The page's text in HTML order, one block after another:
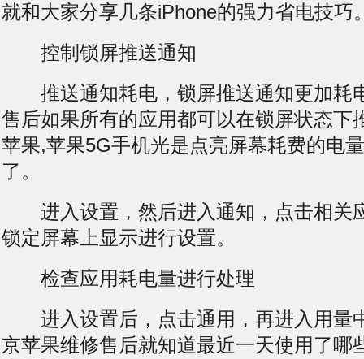
就和大家分享几条iPhone的强力省电技巧
控制锁屏推送通知
推送通知耗电，锁屏推送通知更加耗
售后如果所有的应用都可以在锁屏状态下
苹果,苹果5G手机光是点亮屏幕耗费的电
了。
进入设置，然后进入通知，点击相关
锁定屏幕上显示进行设置。
检查应用耗电量进行处理
进入设置后，点击通用，再进入用量
京苹果维修售后就知道最近一天使用了哪